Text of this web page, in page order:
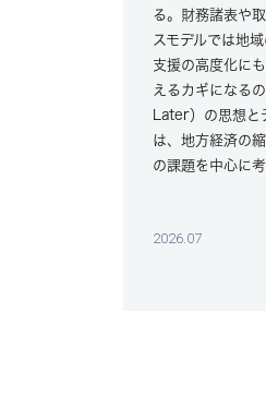
る。財務諸表や
スモデルでは地
支援の高度化に
えるカギになる
Later）の思想
は、地方経済の
の課題を中心に考
2026.07